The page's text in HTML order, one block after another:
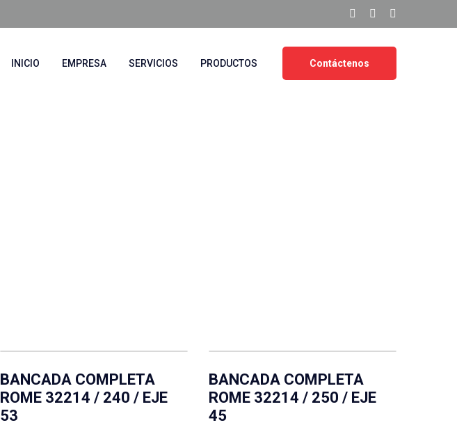
Contáctenos
INICIO EMPRESA SERVICIOS PRODUCTOS
BANCADA COMPLETA
ROME 32214 / 240 / EJE
53
BANCADA COMPLETA
ROME 32214 / 250 / EJE
45